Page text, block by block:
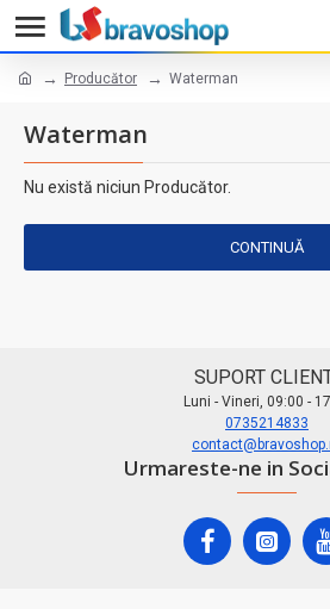
Producător Waterman
Waterman
Nu există niciun Producător.
CONTINUĂ
SUPORT
Luni - Vineri, 09:00 -
0735214833
Urmareste-ne in